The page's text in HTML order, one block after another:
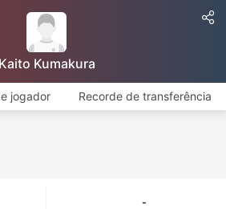
Kaito Kumakura
jogador Recorde de transferência
-